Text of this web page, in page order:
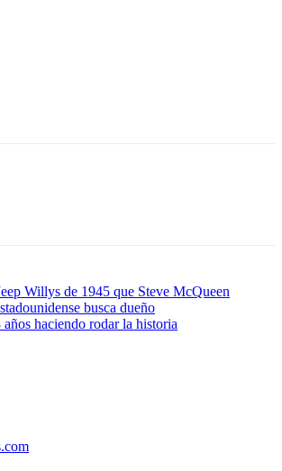
Willys de 1945 que Steve McQueen
busca dueño
años haciendo rodar la historia